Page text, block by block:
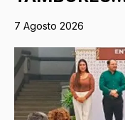
7 Agosto 2026